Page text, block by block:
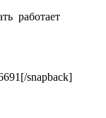
работает
snapback]